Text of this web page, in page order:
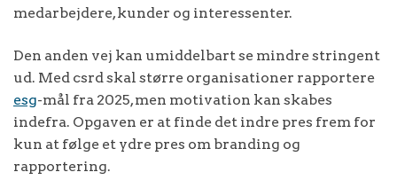
medarbejdere, kunder og interessenter.
Den anden vej kan umiddelbart se mindre stringent
ud. Med csrd skal større organisationer rapportere
esg-mål fra 2025, men motivation kan skabes
indefra. Opgaven er at finde det indre pres frem for
kun at følge et ydre pres om branding og
rapportering.